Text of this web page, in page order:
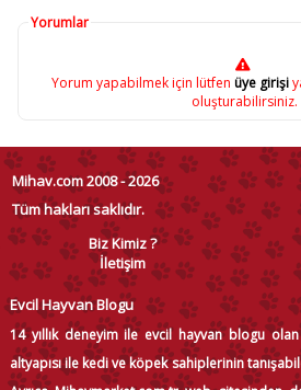
Yorumlar
Yorum yapabilmek için lütfen üye girişi
oluşturabilirsiniz.
Mihav.com 2008 - 2026
Tüm hakları saklıdır.
Biz Kimiz ?
İletişim
Evcil Hayvan Blogu
14 yıllık deneyim ile evcil hayvan blogu
altyapısı ile kedi ve köpek sahiplerinin